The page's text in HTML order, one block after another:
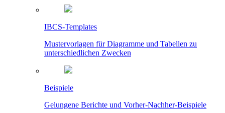
IBCS-Templates
Mustervorlagen für Diagramme und Tabellen zu
unterschiedlichen Zwecken
Beispiele
Gelungene Berichte und Vorher-Nachher-Beispiele